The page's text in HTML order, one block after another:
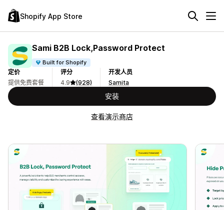
Shopify App Store
Sami B2B Lock,Password Protect
Built for Shopify
定价
提供免费套餐
评分
4.9
(928)
开发人员
Samita
安装
查看演示商店